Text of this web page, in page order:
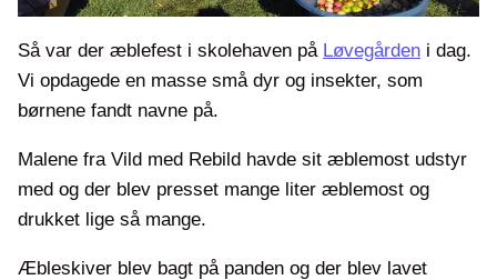
Så var der æblefest i skolehaven på Løvegården i dag.
Vi opdagede en masse små dyr og insekter, som
børnene fandt navne på.
Malene fra Vild med Rebild havde sit æblemost udstyr
med og der blev presset mange liter æblemost og
drukket lige så mange.
Æbleskiver blev bagt på panden og der blev lavet